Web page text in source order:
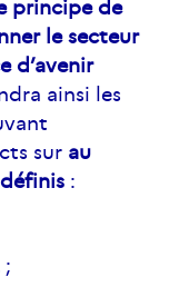
principe de
le secteur
d’avenir
ainsi les
sur au
:
;